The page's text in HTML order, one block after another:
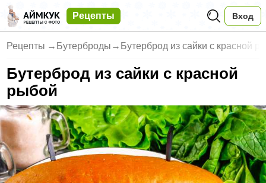
Рецепты Вход
Рецепты → Бутерброды → Бутерброд из сайки с красной
Бутерброд из сайки с красной
рыбой